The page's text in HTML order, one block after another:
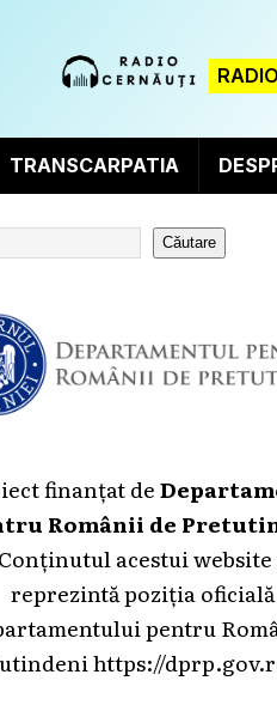
TRANSCARPATIA
Căutare
finanțat de
Românii de
Conținutul acestui website
reprezintă poziția oficială
pentru
https://